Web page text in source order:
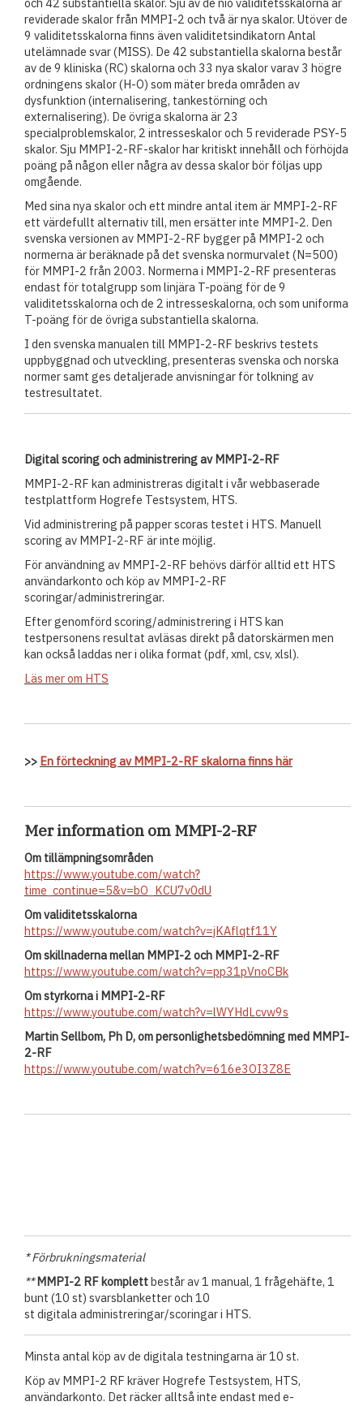
reviderade skalor från MMPI-2 och två är nya skalor. Utöver de
9 validitetsskalorna finns även validitetsindikatorn Antal
utelämnade svar (MISS). De 42 substantiella skalorna består
av de 9 kliniska (RC) skalorna och 33 nya skalor varav 3 högre
ordningens skalor (H-O) som mäter breda områden av
dysfunktion (internalisering, tankestörning och
externalisering). De övriga skalorna är 23
specialproblemskalor, 2 intresseskalor och 5 reviderade PSY-5
skalor. Sju MMPI-2-RF-skalor har kritiskt innehåll och förhöjda
poäng på någon eller några av dessa skalor bör följas upp
omgående.
Med sina nya skalor och ett mindre antal item är MMPI-2-RF
ett värdefullt alternativ till, men ersätter inte MMPI-2. Den
svenska versionen av MMPI-2-RF bygger på MMPI-2 och
normerna är beräknade på det svenska normurvalet (N=500)
för MMPI-2 från 2003. Normerna i MMPI-2-RF presenteras
endast för totalgrupp som linjära T-poäng för de 9
validitetsskalorna och de 2 intresseskalorna, och som uniforma
T-poäng för de övriga substantiella skalorna.
I den svenska manualen till MMPI-2-RF beskrivs testets
uppbyggnad och utveckling, presenteras svenska och norska
normer samt ges detaljerade anvisningar för tolkning av
testresultatet.
Digital scoring och administrering av MMPI-2-RF
MMPI-2-RF kan administreras digitalt i vår webbaserade
testplattform Hogrefe Testsystem, HTS.
Vid administrering på papper scoras testet i HTS. Manuell
scoring av MMPI-2-RF är inte möjlig.
För användning av MMPI-2-RF behövs därför alltid ett HTS
användarkonto och köp av MMPI-2-RF
scoringar/administreringar.
Efter genomförd scoring/administrering i HTS kan
testpersonens resultat avläsas direkt på datorskärmen men
kan också laddas ner i olika format (pdf, xml, csv, xlsl).
Läs mer om HTS
>> En förteckning av MMPI-2-RF skalorna finns här
Mer information om MMPI-2-RF
Om tillämpningsområden
https://www.youtube.com/watch?
time_continue=5&v=bO_KCU7v0dU
Om validitetsskalorna
https://www.youtube.com/watch?v=jKAflqtf11Y
Om skillnaderna mellan MMPI-2 och MMPI-2-RF
https://www.youtube.com/watch?v=pp31pVnoCBk
Om styrkorna i MMPI-2-RF
https://www.youtube.com/watch?v=lWYHdLcvw9s
Martin Sellbom, Ph D, om personlighetsbedömning med MMPI-
2-RF
https://www.youtube.com/watch?v=616e3OI3Z8E
* Förbrukningsmaterial
**MMPI-2 RF komplettbestår av 1 manual, 1 frågehäfte, 1
bunt (10 st) svarsblanketter och 10
st digitala administreringar/scoringar i HTS.
Minsta antal köp av de digitala testningarna är 10 st.
Köp av MMPI-2 RF kräver Hogrefe Testsystem, HTS,
användarkonto. Det räcker alltså inte endast med e-